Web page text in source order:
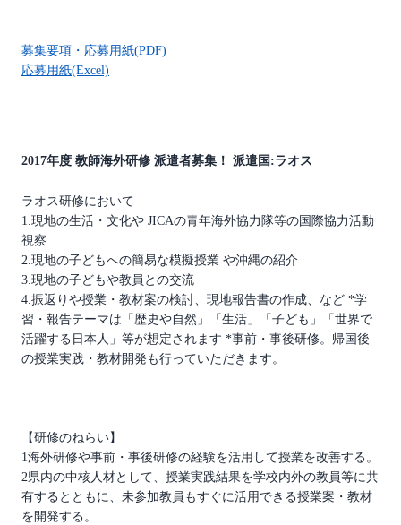
募集要項・応募用紙(PDF)
応募用紙(Excel)
2017年度 教師海外研修 派遣者募集！ 派遣国:ラオス
ラオス研修において
1.現地の生活・文化や JICAの青年海外協力隊等の国際協力活動
視察
2.現地の子どもへの簡易な模擬授業 や沖縄の紹介
3.現地の子どもや教員との交流
4.振返りや授業・教材案の検討、現地報告書の作成、など *学
習・報告テーマは「歴史や自然」「生活」「子ども」「世界で
活躍する日本人」等が想定されます *事前・事後研修。帰国後
の授業実践・教材開発も行っていただきます。
【研修のねらい】
1海外研修や事前・事後研修の経験を活用して授業を改善する。
2県内の中核人材として、授業実践結果を学校内外の教員等に共
有するとともに、未参加教員もすぐに活用できる授業案・教材
を開発する。